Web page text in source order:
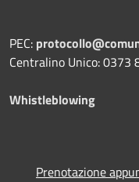
PEC:
Centralino Unico: 0373
Whistleblowing
Prenotazione